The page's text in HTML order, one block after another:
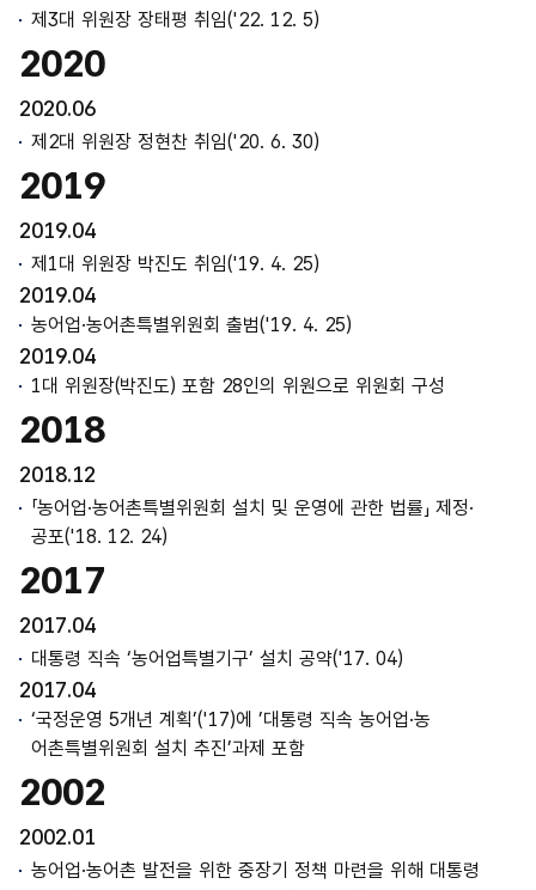
제3대 위원장 장태평 취임('22. 12. 5)
2020
2020.06
제2대 위원장 정현찬 취임('20. 6. 30)
2019
2019.04
제1대 위원장 박진도 취임('19. 4. 25)
2019.04
농어업·농어촌특별위원회 출범('19. 4. 25)
2019.04
1대 위원장(박진도) 포함 28인의 위원으로 위원회 구성
2018
2018.12
「농어업·농어촌특별위원회 설치 및 운영에 관한 법률」 제정·
공포('18. 12. 24)
2017
2017.04
대통령 직속 ‘농어업특별기구’ 설치 공약('17. 04)
2017.04
‘국정운영 5개년 계획’('17)에 ’대통령 직속 농어업·농
어촌특별위원회 설치 추진’과제 포함
2002
2002.01
농어업·농어촌 발전을 위한 중장기 정책 마련을 위해 대통령